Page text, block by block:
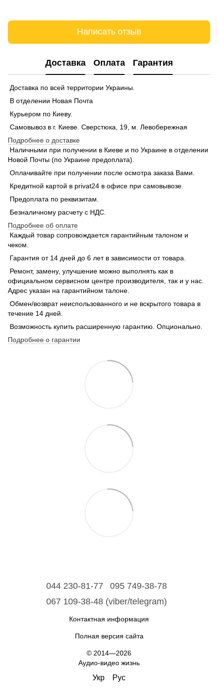
Написать отзыв
Доставка Оплата Гарантия
Доставка по всей территории Украины.
В отделении Новая Почта
Курьером по Киеву.
Самовывоз в г. Киеве. Сверстюка, 19, м. Левобережная
Подробнее о доставке
Наличными при получении в Киеве и по Украине в отделении
Новой Почты (по Украине предоплата).
Оплачивайте при получении после осмотра заказа Вами.
Кредитной картой в privat24 в офисе при самовывозе.
Предоплата по реквизитам.
Безналичному расчету с НДС.
Подробнее об оплате
Каждый товар сопровождается гарантийным талоном и
чеком.
Гарантия от 14 дней до 6 лет в зависимости от товара.
Ремонт, замену, улучшение можно выполнять как в
официальном сервисном центре производителя, так и у нас.
Адрес указан на гарантийном талоне.
Обмен/возврат неиспользованного и не вскрытого товара в
течение 14 дней.
Возможность купить расширенную гарантию. Опционально.
Подробнее о гарантии
044 230-81-77
095 749-38-78
067 109-38-48 (viber/telegram)
Контактная информация
Полная версия сайта
© 2014—2026
Аудио-видео жизнь
Укр Рус